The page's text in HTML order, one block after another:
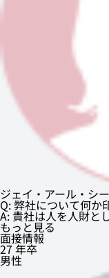
ジェイ・アール・シ
Q: 弊社について何か
A: 貴社は人を人財と
もっと見る
面接情報
27 年卒
男性